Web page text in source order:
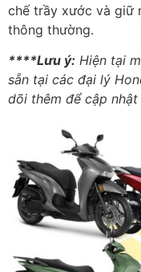
chế trầy xước và giữ
thông thường.
****Lưu ý: Hiện tại
sẵn tại các đại lý
dõi thêm để cập